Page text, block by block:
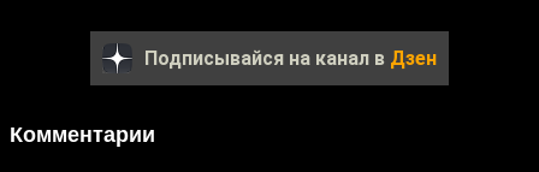
Подписывайся на канал в Дзен
Комментарии